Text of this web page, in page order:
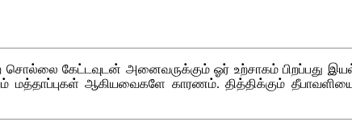
கேட்டவுடன் அனைவருக்கும் ஓர் உற்சாகம் பிறப்பது
மத்தாப்புகள் ஆகியவைகளே காரணம். தித்திக்கும்